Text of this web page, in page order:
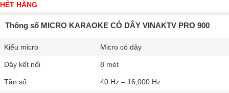
HẾT HÀNG
Thông số MICRO KARAOKE CÓ DÂY VINAKTV PRO 900
Kiểu micro Micro có dây
Dây kết nối 8 mét
Tần số 40 Hz – 16,000 Hz